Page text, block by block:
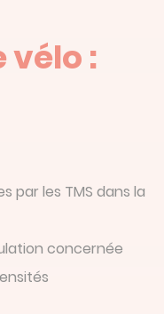
vélo :
par les TMS dans la
concernée